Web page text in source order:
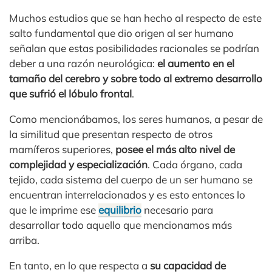
Muchos estudios que se han hecho al respecto de este
salto fundamental que dio origen al ser humano
señalan que estas posibilidades racionales se podrían
deber a una razón neurológica: el aumento en el
tamaño del cerebro y sobre todo al extremo desarrollo
que sufrió el lóbulo frontal.
Como mencionábamos, los seres humanos, a pesar de
la similitud que presentan respecto de otros
mamíferos superiores, posee el más alto nivel de
complejidad y especialización. Cada órgano, cada
tejido, cada sistema del cuerpo de un ser humano se
encuentran interrelacionados y es esto entonces lo
que le imprime eseequilibrio necesario para
desarrollar todo aquello que mencionamos más
arriba.
En tanto, en lo que respecta a su capacidad de